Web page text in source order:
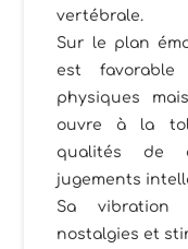
vertébrale.
Sur le plan
est
physiques
ouvre à la
qualités de
jugements
Sa vibration
nostalgies et